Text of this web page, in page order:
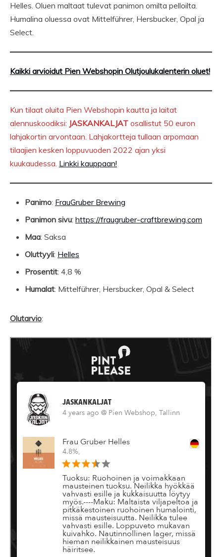
Helles. Oluen maltaat tulevat panimon omilta pelloilta.
Humalina oluessa ovat Mittelführer, Hersbucker, Opal ja
Select.
Kaikki arvioidut Pien Webshopin Olutjoulukalenterin oluet!
Kun tilaat oluita Pien Webshopin kautta ja laitat
alennuskoodiksi: JASKANKALJAT osallistut 50 euron
lahjakortin arvontaan. Lahjakortteja tullaan arpomaan
tilaajien kesken loppuvuoden 2022 ajan yksi
kuukaudessa. Linkki kauppaan!
Panimo: FrauGruber Brewing
Panimon sivu: https://fraugruber-craftbrewing.com
Maa: Saksa
Oluttyyli: Helles
Prosentit: 4,8 %
Humalat: Mittelführer, Hersbucker, Opal & Select
Olutarvio: